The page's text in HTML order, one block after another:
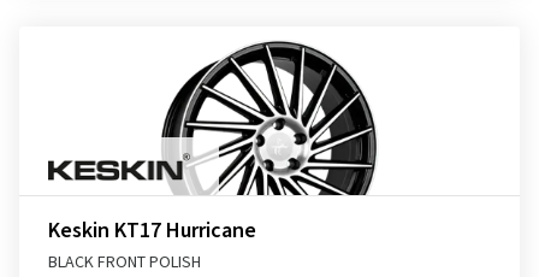
Keskin KT17 Hurricane
BLACK FRONT POLISH